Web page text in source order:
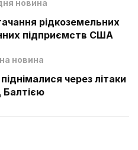
новина
рідкоземельних
підприємств США
новина
через літаки